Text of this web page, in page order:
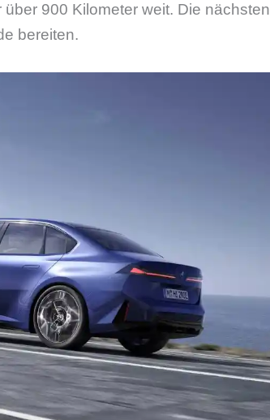
900 Kilometer weit. Die nächsten
bereiten.